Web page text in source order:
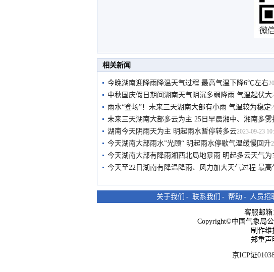
相关新闻
今晚湖南迎降雨降温天气过程 最高气温下降6℃左右
中秋国庆假日期间湖南天气阴沉多弱降雨 气温起伏大
雨水“登场”！未来三天湖南大部有小雨 气温较为稳定
未来三天湖南大部多云为主 25日早晨湘中、湘南多雾
湖南今天阴雨天为主 明起雨水暂停转多云2023-09-23
今天湖南大部雨水”光顾“ 明起雨水停歇气温缓慢回升
今天湖南大部有降雨湘西北局地暴雨 明起多云天气
今天至22日湖南有降温降雨、风力加大天气过程 最
关于我们 - 联系我们 - 帮助 - 人员招
客服邮箱
Copyright©中国气象局
制作维
郑重声
京ICP证